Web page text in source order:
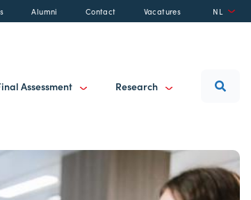
Alumni Contact Vacatures NL
Assessment Research